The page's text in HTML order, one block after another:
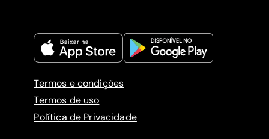
Termos e condições
Termos de uso
Política de Privacidade